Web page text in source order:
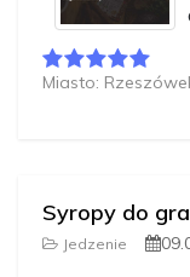
Miasto:
Syropy do
Jedzenie